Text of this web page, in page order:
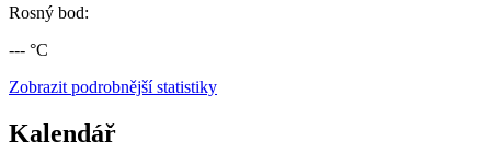
Rosný bod:
--- °C
Zobrazit podrobnější statistiky
Kalendář